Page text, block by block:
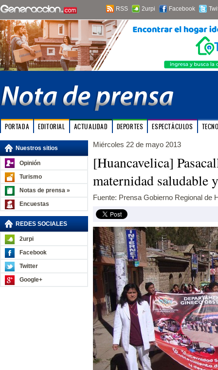
RSS 2urpi Facebook
PORTADA EDITORIAL ACTUALIDAD DEPORTES ESPECTÁCULOS
Nuestros sitios
Opinión
Turismo
Notas de prensa »
Encuestas
REDES SOCIALES
2urpi
Facebook
Twitter
Google+
Miércoles 22 de mayo 2013
[Huancavelica]
maternidad saludable
Fuente: Prensa Gobierno Regional de